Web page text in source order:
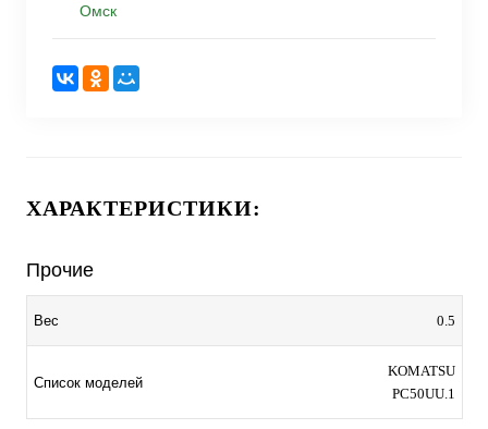
Омск
ХАРАКТЕРИСТИКИ:
Прочие
Вес 0.5
Список моделей
KOMATSU
PC50UU.1